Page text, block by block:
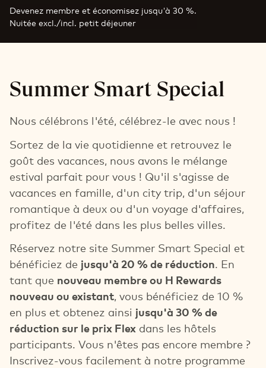
Devenez membre et économisez jusqu'à 30 %.
Nuitée excl./incl. petit déjeuner
Summer Smart Special
Nous célébrons l'été, célébrez-le avec nous !
Sortez de la vie quotidienne et retrouvez le
goût des vacances, nous avons le mélange
estival parfait pour vous ! Qu'il s'agisse de
vacances en famille, d'un city trip, d'un séjour
romantique à deux ou d'un voyage d'affaires,
profitez de l'été dans les plus belles villes.
Réservez notre site Summer Smart Special et
bénéficiez de jusqu'à 20 % de réduction. En
tant que nouveau membre ou H Rewards
nouveau ou existant, vous bénéficiez de 10 %
en plus et obtenez ainsi jusqu'à 30 % de
réduction sur le prix Flex dans les hôtels
participants. Vous n'êtes pas encore membre ?
Inscrivez-vous facilement à notre programme